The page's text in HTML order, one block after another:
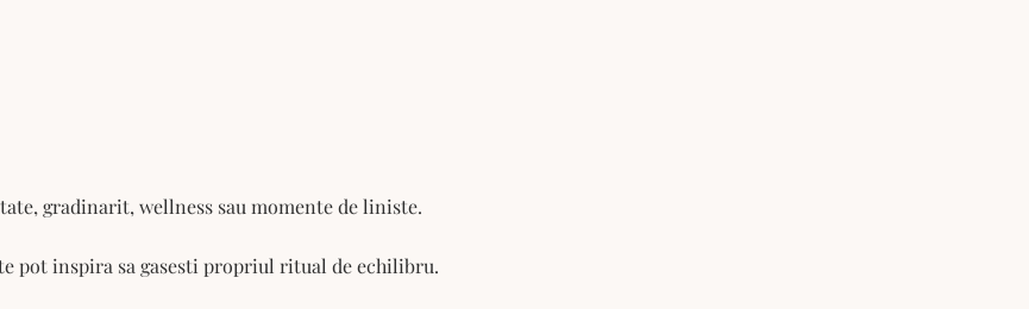
gradinarit, wellness sau momente de liniste.
pot inspira sa gasesti propriul ritual de echilibru.